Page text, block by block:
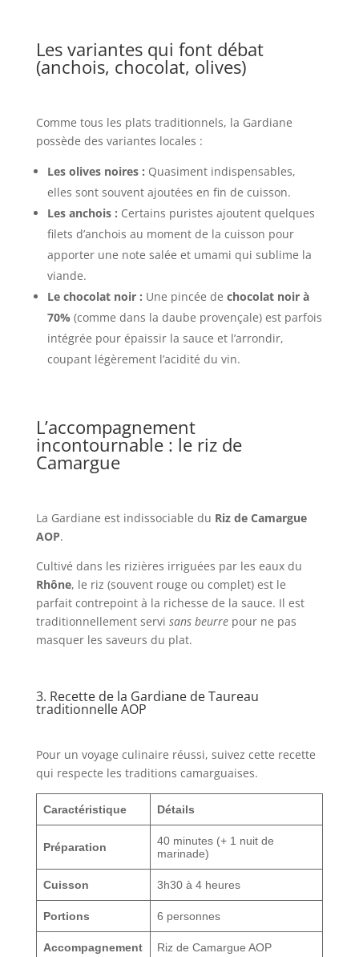
Les variantes qui font débat
(anchois, chocolat, olives)
Comme tous les plats traditionnels, la Gardiane
possède des variantes locales :
Les olives noires : Quasiment indispensables,
elles sont souvent ajoutées en fin de cuisson.
Les anchois : Certains puristes ajoutent quelques
filets d’anchois au moment de la cuisson pour
apporter une note salée et umami qui sublime la
viande.
Le chocolat noir : Une pincée de chocolat noir à
70% (comme dans la daube provençale) est parfois
intégrée pour épaissir la sauce et l’arrondir,
coupant légèrement l’acidité du vin.
L’accompagnement
incontournable : le riz de
Camargue
La Gardiane est indissociable du Riz de Camargue
AOP.
Cultivé dans les rizières irriguées par les eaux du
Rhône, le riz (souvent rouge ou complet) est le
parfait contrepoint à la richesse de la sauce. Il est
traditionnellement servi sans beurrepour ne pas
masquer les saveurs du plat.
3. Recette de la Gardiane de Taureau
traditionnelle AOP
Pour un voyage culinaire réussi, suivez cette recette
qui respecte les traditions camarguaises.
Caractéristique Détails
Préparation
40 minutes (+ 1 nuit de
marinade)
Cuisson 3h30 à 4 heures
Portions 6 personnes
Accompagnement Riz de Camargue AOP